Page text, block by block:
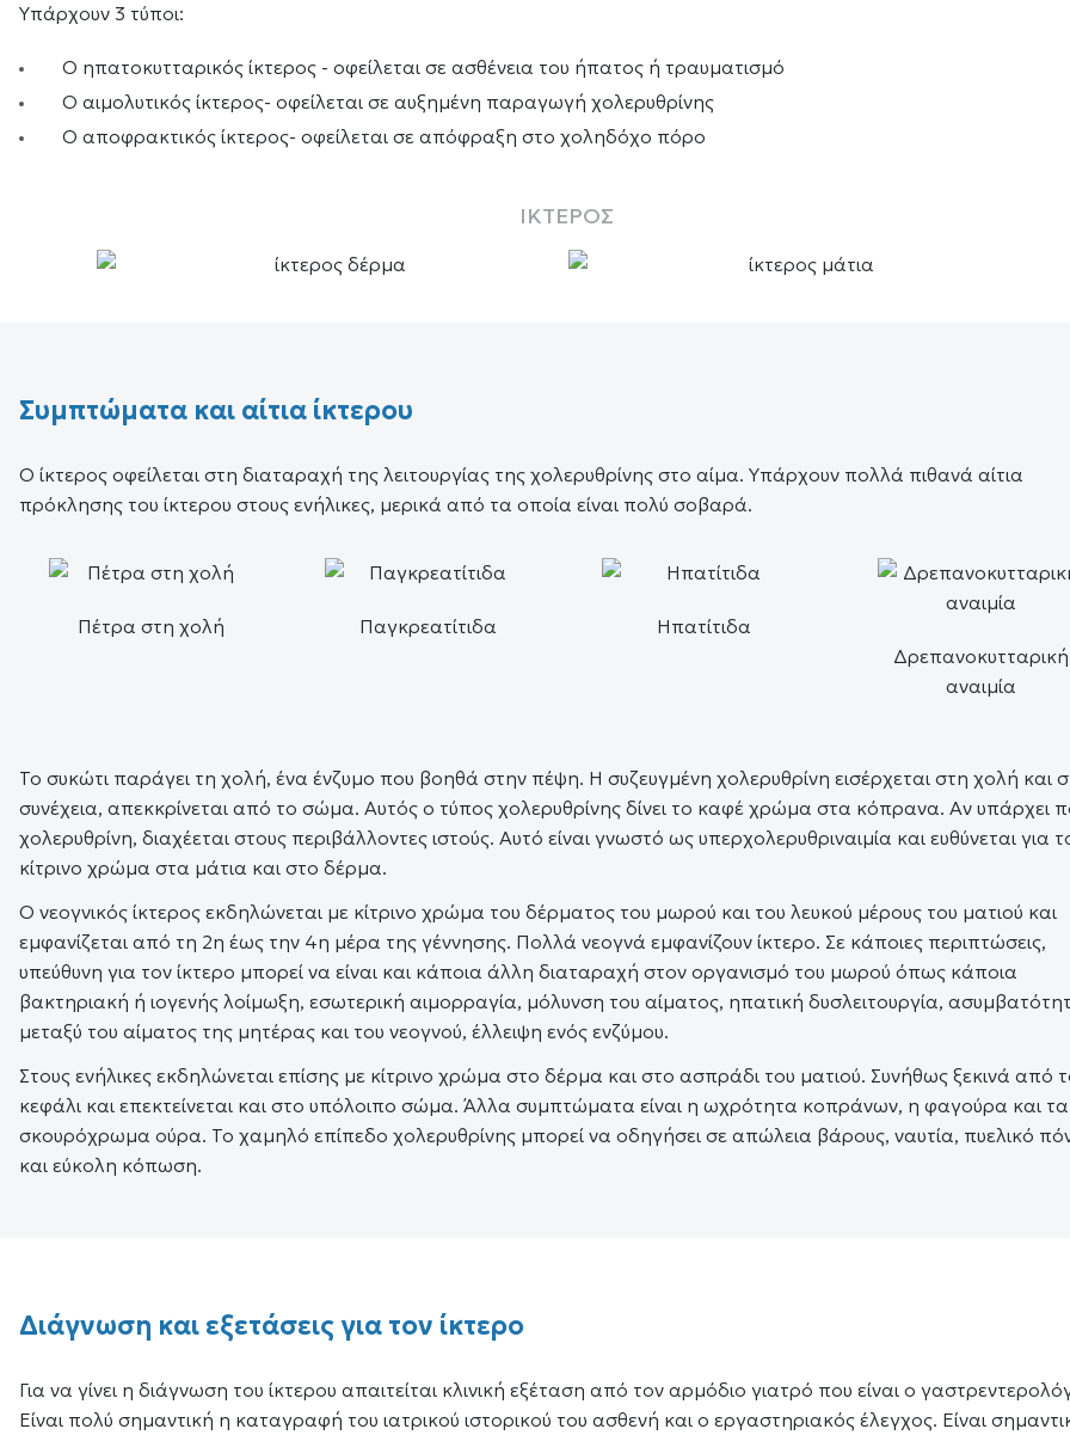
Υπάρχουν 3 τύποι:
Ο ηπατοκυτταρικός ίκτερος - οφείλεται σε ασθένεια του ήπατος ή τραυματισμό
Ο αιμολυτικός ίκτερος- οφείλεται σε αυξημένη παραγωγή χολερυθρίνης
Ο αποφρακτικός ίκτερος- οφείλεται σε απόφραξη στο χοληδόχο πόρο
ΙΚΤΕΡΟΣ
Συμπτώματα και αίτια ίκτερου
Ο ίκτερος οφείλεται στη διαταραχή της λειτουργίας της χολερυθρίνης στο αίμα. Υπάρχουν πολλά πιθανά αίτια
πρόκλησης του ίκτερου στους ενήλικες, μερικά από τα οποία είναι πολύ σοβαρά.
Πέτρα στη χολή Παγκρεατίτιδα
Ηπατίτιδα
Δρεπανοκυτταρική
αναιμία
Το συκώτι παράγει τη χολή, ένα ένζυμο που βοηθά στην πέψη. Η συζευγμένη χολερυθρίνη εισέρχεται στη χολή και
συνέχεια, απεκκρίνεται από το σώμα. Αυτός ο τύπος χολερυθρίνης δίνει το καφέ χρώμα στα κόπρανα. Αν υπάρχει
χολερυθρίνη, διαχέεται στους περιβάλλοντες ιστούς. Αυτό είναι γνωστό ως υπερχολερυθριναιμία και ευθύνεται για
κίτρινο χρώμα στα μάτια και στο δέρμα.
Ο νεογνικός ίκτερος εκδηλώνεται με κίτρινο χρώμα του δέρματος του μωρού και του λευκού μέρους του ματιού και
εμφανίζεται από τη 2η έως την 4η μέρα της γέννησης. Πολλά νεογνά εμφανίζουν ίκτερο. Σε κάποιες περιπτώσεις,
υπεύθυνη για τον ίκτερο μπορεί να είναι και κάποια άλλη διαταραχή στον οργανισμό του μωρού όπως κάποια
βακτηριακή ή ιογενής λοίμωξη, εσωτερική αιμορραγία, μόλυνση του αίματος, ηπατική δυσλειτουργία,
μεταξύ του αίματος της μητέρας και του νεογνού, έλλειψη ενός ενζύμου.
Στους ενήλικες εκδηλώνεται επίσης με κίτρινο χρώμα στο δέρμα και στο ασπράδι του ματιού. Συνήθως ξεκινά από
κεφάλι και επεκτείνεται και στο υπόλοιπο σώμα. Άλλα συμπτώματα είναι η ωχρότητα κοπράνων, η φαγούρα και τα
σκουρόχρωμα ούρα. Το χαμηλό επίπεδο χολερυθρίνης μπορεί να οδηγήσει σε απώλεια βάρους, ναυτία, πυελικό
και εύκολη κόπωση.
Διάγνωση και εξετάσεις για τον ίκτερο
Για να γίνει η διάγνωση του ίκτερου απαιτείται κλινική εξέταση από τον αρμόδιο γιατρό που είναι ο
Είναι πολύ σημαντική η καταγραφή του ιατρικού ιστορικού του ασθενή και ο εργαστηριακός έλεγχος. Είναι